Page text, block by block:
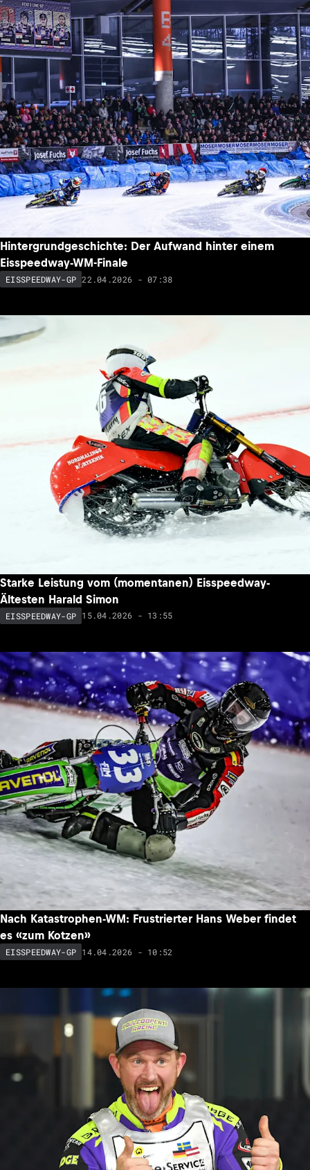
Hintergrundgeschichte: Der Aufwand hinter einem
Eisspeedway-WM-Finale
EISSPEEDWAY-GP 22.04.2026 - 07:38
Starke Leistung vom (momentanen) Eisspeedway-
Ältesten Harald Simon
EISSPEEDWAY-GP 15.04.2026 - 13:55
Nach Katastrophen-WM: Frustrierter Hans Weber findet
es «zum Kotzen»
EISSPEEDWAY-GP 14.04.2026 - 10:52